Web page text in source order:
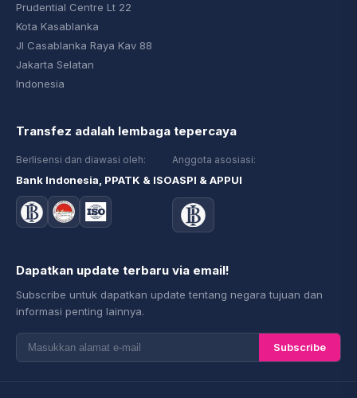
Prudential Centre Lt 22
Kota Kasablanka
Jl Casablanka Raya Kav 88
Jakarta Selatan
Indonesia
Transfez adalah lembaga tepercaya
Berlisensi dan diawasi oleh:
Bank Indonesia, PPATK & ISO
Anggota asosiasi:
ASPI & APPUI
Dapatkan update terbaru via email!
Subscribe untuk dapatkan update tentang negara tujuan dan
informasi penting lainnya.
Subscribe